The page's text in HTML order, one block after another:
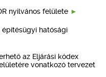
nyilvános felülete
hatósági
az Eljárási kódex
vonatkozó tervezet